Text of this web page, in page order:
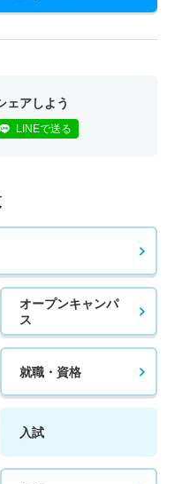
ェアしよう
LINEで送る
オープンキャンパ
ス
就職・資格
入試